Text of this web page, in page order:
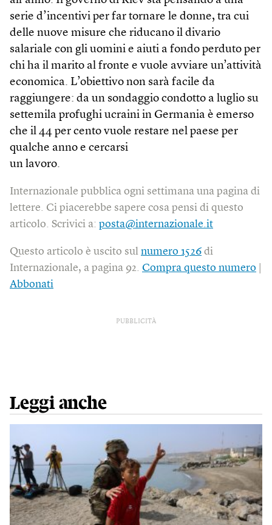
serie d’incentivi per far tornare le donne, tra cui
delle nuove misure che riducano il divario
salariale con gli uomini e aiuti a fondo perduto per
chi ha il marito al fronte e vuole avviare un’attività
economica. L’obiettivo non sarà facile da
raggiungere: da un sondaggio condotto a luglio su
settemila profughi ucraini in Germania è emerso
che il 44 per cento vuole restare nel paese per
qualche anno e cercarsi
un lavoro.
Internazionale pubblica ogni settimana una pagina di
lettere. Ci piacerebbe sapere cosa pensi di questo
articolo. Scrivici a: posta@internazionale.it
Questo articolo è uscito sul numero 1526 di
Internazionale, a pagina 92. Compra questo numero
Abbonati
PUBBLICITÀ
Leggi anche